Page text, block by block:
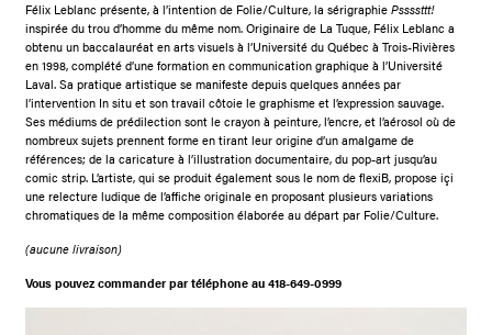
Félix Leblanc présente, à l’intention de Folie/Culture, la sérigraphiePssssttt!
inspirée du trou d’homme du même nom. Originaire de La Tuque, Félix Leblanc a
obtenu un baccalauréat en arts visuels à l’Université du Québec à Trois-Rivières
en 1998, complété d’une formation en communication graphique à l’Université
Laval. Sa pratique artistique se manifeste depuis quelques années par
l’intervention In situ et son travail côtoie le graphisme et l’expression sauvage.
Ses médiums de prédilection sont le crayon à peinture, l’encre, et l’aérosol où de
nombreux sujets prennent forme en tirant leur origine d’un amalgame de
références; de la caricature à l’illustration documentaire, du pop-art jusqu’au
comic strip. L’artiste, qui se produit également sous le nom de flexiB, propose içi
une relecture ludique de l’affiche originale en proposant plusieurs variations
chromatiques de la même composition élaborée au départ par Folie/Culture.
(aucune livraison)
Vous pouvez commander par téléphone au 418-649-0999